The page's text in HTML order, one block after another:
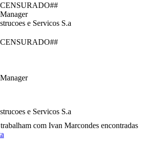
e Servicos S.a
e Servicos S.a
com Ivan Marcondes encontradas